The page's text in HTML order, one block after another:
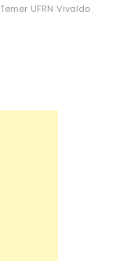
Temer UFRN Vivaldo